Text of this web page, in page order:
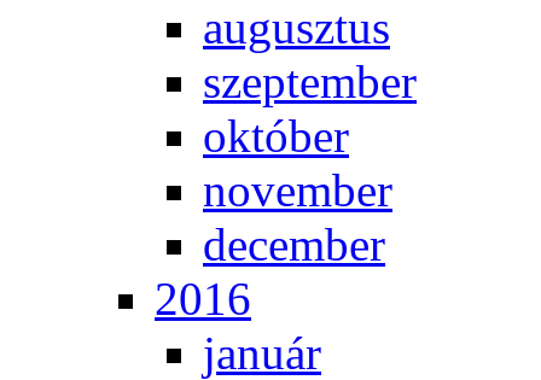
au­gusz­tus
szep­tem­ber
ok­tó­ber
no­vem­ber
de­cem­ber
2016
ja­nu­ár